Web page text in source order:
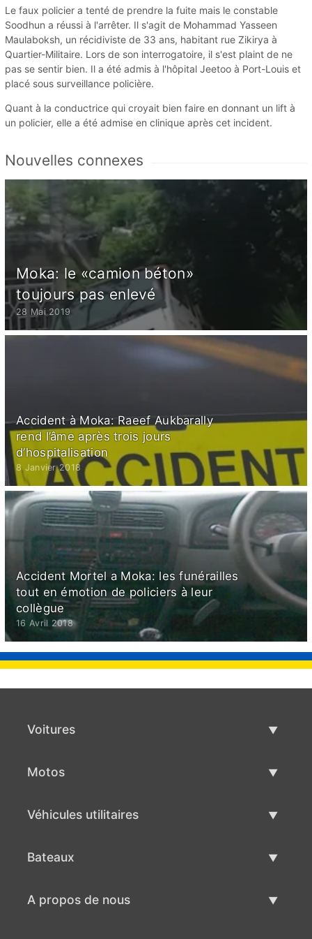
Le faux policier a tenté de prendre la fuite mais le constable
Soodhun a réussi à l'arrêter. Il s'agit de Mohammad Yasseen
Maulaboksh, un récidiviste de 33 ans, habitant rue Zikirya à
Quartier-Militaire. Lors de son interrogatoire, il s'est plaint de ne
pas se sentir bien. Il a été admis à l'hôpital Jeetoo à Port-Louis et
placé sous surveillance policière.
Quant à la conductrice qui croyait bien faire en donnant un lift à
un policier, elle a été admise en clinique après cet incident.
Nouvelles connexes
Moka: le «camion béton»
toujours pas enlevé
28 Mai 2019
Accident à Moka: Raeef Aukbarally
rend l’âme après trois jours
d’hospitalisation
8 Janvier 2018
Accident Mortel a Moka: les funérailles
tout en émotion de policiers à leur
collègue
16 Avril 2018
Voitures
Motos
Véhicules utilitaires
Bateaux
A propos de nous